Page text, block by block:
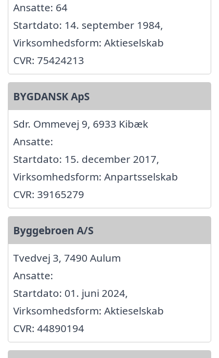
Ansatte: 64
Startdato: 14. september 1984,
Virksomhedsform: Aktieselskab
CVR: 75424213
BYGDANSK ApS
Sdr. Ommevej 9, 6933 Kibæk
Ansatte:
Startdato: 15. december 2017,
Virksomhedsform: Anpartsselskab
CVR: 39165279
Byggebroen A/S
Tvedvej 3, 7490 Aulum
Ansatte:
Startdato: 01. juni 2024,
Virksomhedsform: Aktieselskab
CVR: 44890194